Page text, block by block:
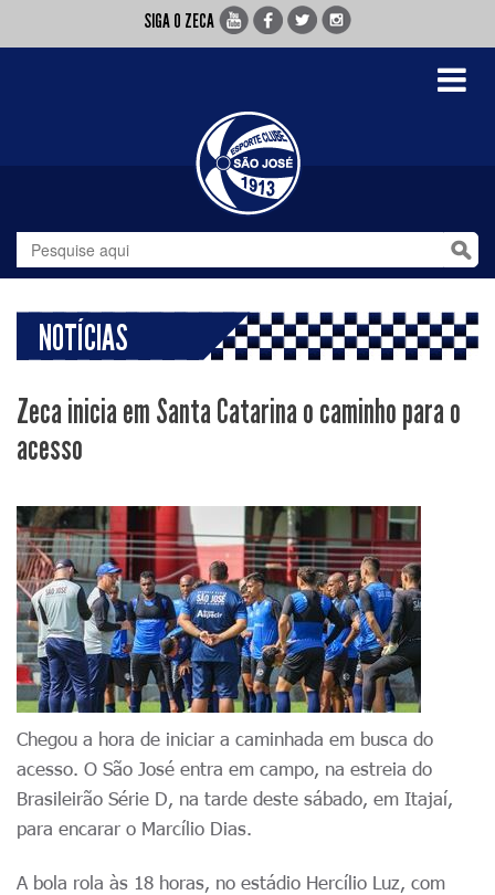
SIGA O ZECA
Toggle
NOTÍCIAS
Zeca inicia em Santa Catarina o caminho para o
acesso
Chegou a hora de iniciar a caminhada em busca do
acesso. O São José entra em campo, na estreia do
Brasileirão Série D, na tarde deste sábado, em Itajaí,
para encarar o Marcílio Dias.
A bola rola às 18 horas, no estádio Hercílio Luz, com